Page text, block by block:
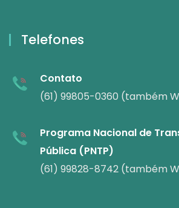
Telefones
Contato
(61) 99805-0360 (também
Programa Nacional de
Pública (PNTP)
(61) 99828-8742 (também